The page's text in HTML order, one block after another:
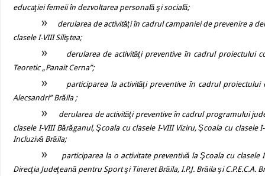
educaţiei femeii în dezvoltarea personală şi socială;
»
derularea de activităţi în cadrul campaniei de prevenire a
clasele I-VIII Siliştea;
»
derularea de activităţi preventive în cadrul proiectului
Teoretic „Panait Cerna”;
»
participarea la activităţi preventive în cadrul
Alecsandri” Brăila ;
»
derularea de activităţi preventive în cadrul programului
clasele I-VIII Bărăganul, Şcoala cu clasele I-VIII Viziru, Şcoala cu
Incluzivă Brăila;
»
participarea la o activitate preventivă la Şcoala cu
Direcţia Judeţeană pentru Sport şi Tineret Brăila, I.P.J. Brăila şi C.P.E.C.A.